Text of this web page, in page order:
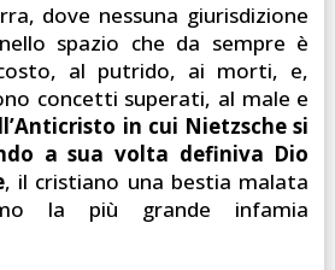
dove nessuna giurisdizione
spazio che da sempre è
al putrido, ai morti, e,
concetti superati, al male e
in cui Nietzsche si
a sua volta definiva Dio
, il cristiano una bestia malata
la più grande infamia